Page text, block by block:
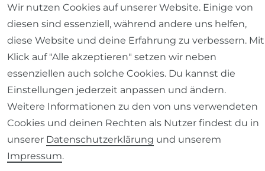
Impressum Daten­schutz­erklärung AGB
Barrierefreiheitserklärung Widerrufs­recht
Wir nutzen Cookies auf unserer Website. Einige von
diesen sind essenziell, während andere uns helfen,
diese Website und deine Erfahrung zu verbessern. Mit
Klick auf "Alle akzeptieren" setzen wir neben
essenziellen auch solche Cookies. Du kannst die
Einstellungen jederzeit anpassen und ändern.
Weitere Informationen zu den von uns verwendeten
Cookies und deinen Rechten als Nutzer findest du in
unserer Daten­schutz­erklärung und unserem
Impressum.